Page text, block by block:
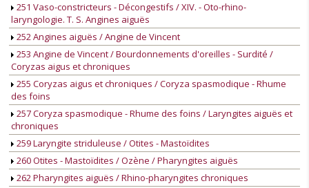
251 Vaso-constricteurs - Décongestifs / XIV. - Oto-rhino-
laryngologie. T. S. Angines aiguës
252 Angines aiguës / Angine de Vincent
253 Angine de Vincent / Bourdonnements d'oreilles - Surdité /
Coryzas aigus et chroniques
255 Coryzas aigus et chroniques / Coryza spasmodique - Rhume
des foins
257 Coryza spasmodique - Rhume des foins / Laryngites aiguës et
chroniques
259 Laryngite striduleuse / Otites - Mastoïdites
260 Otites - Mastoïdites / Ozène / Pharyngites aiguës
262 Pharyngites aiguës / Rhino-pharyngites chroniques